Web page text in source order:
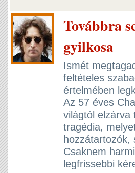
Továbbra
gyilkosa
Ismét
feltételes
értelmében
Az 57 éves
világtól
tragédia,
hozzátartozók,
Csaknem
legfrissebbi